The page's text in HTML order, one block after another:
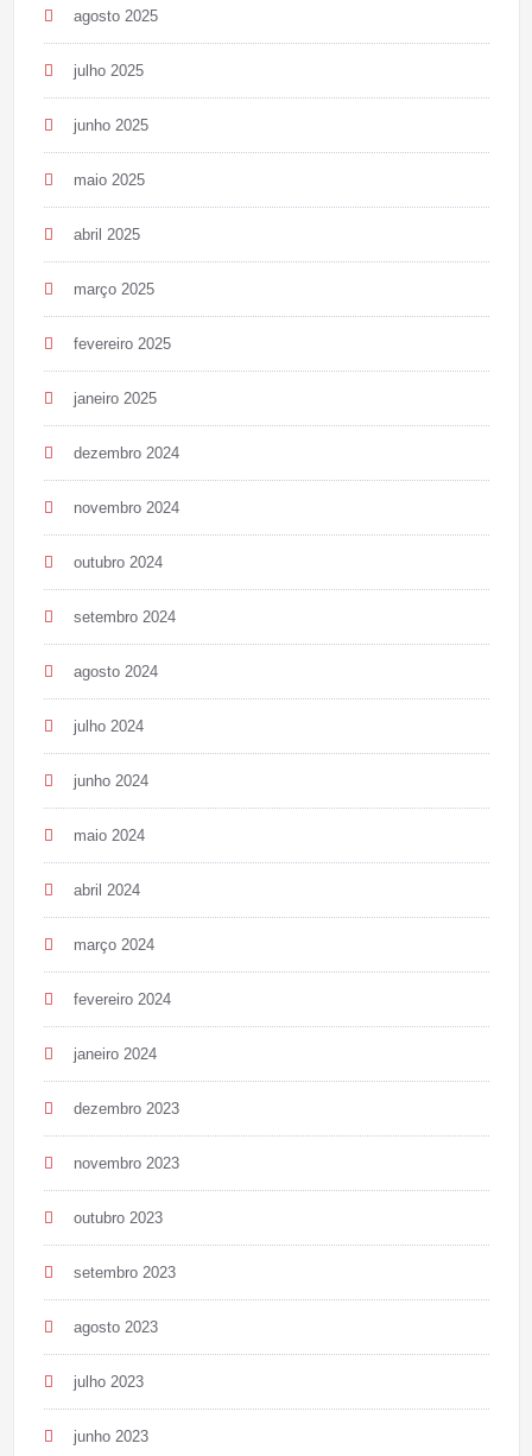
agosto 2025
julho 2025
junho 2025
maio 2025
abril 2025
março 2025
fevereiro 2025
janeiro 2025
dezembro 2024
novembro 2024
outubro 2024
setembro 2024
agosto 2024
julho 2024
junho 2024
maio 2024
abril 2024
março 2024
fevereiro 2024
janeiro 2024
dezembro 2023
novembro 2023
outubro 2023
setembro 2023
agosto 2023
julho 2023
junho 2023